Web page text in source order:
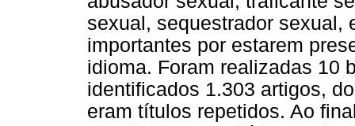
sexual, sequestrador sexual,
importantes por estarem
idioma. Foram realizadas 10
identificados 1.303 artigos,
eram títulos repetidos. Ao